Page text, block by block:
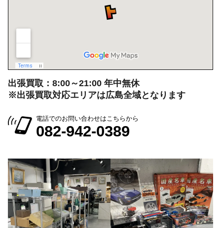
出張買取：8:00～21:00 年中無休
※出張買取対応エリアは広島全域となります
電話でのお問い合わせはこちらから
082-942-0389